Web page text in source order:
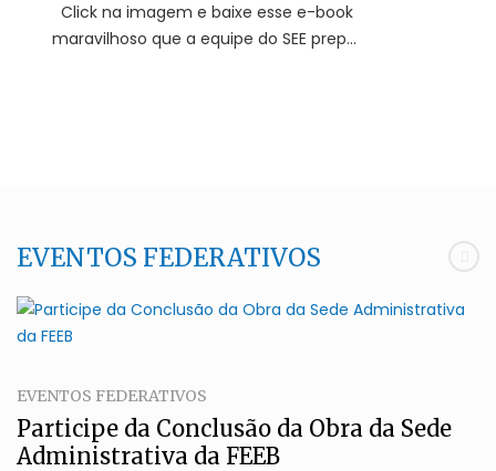
Click na imagem e baixe esse e-book
maravilhoso que a equipe do SEE prep...
EVENTOS FEDERATIVOS
EVENTOS FEDERATIVOS
Participe da Conclusão da Obra da Sede
Administrativa da FEEB